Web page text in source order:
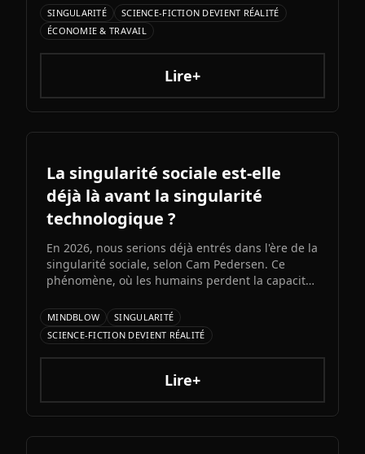
d'Elon Musk s'annonce comme l'un des paris les
plus audacieux de l'histoire de l'IA. Entre
architecture colossale, capacités multimodales
natives et ambitions AGI assumées, Grok 5
pourrait redessiner le paysage de l'intelligence
SINGULARITÉ
SCIENCE-FICTION DEVIENT RÉALITÉ
ÉCONOMIE & TRAVAIL
Lire+
La singularité sociale est-elle
déjà là avant la singularité
technologique ?
En 2026, nous serions déjà entrés dans l'ère de la
singularité sociale, selon Cam Pedersen. Ce
phénomène, où les humains perdent la capacité
artificielles, précéderait la singularité
technologique attendue pour 2034.
MINDBLOW
SINGULARITÉ
SCIENCE-FICTION DEVIENT RÉALITÉ
Lire+